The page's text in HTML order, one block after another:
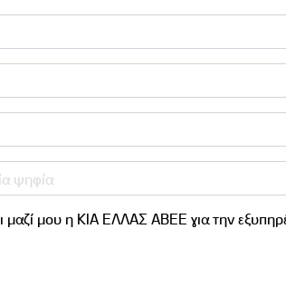
μαζί μου η ΚΙΑ ΕΛΛΑΣ ΑΒΕΕ για την